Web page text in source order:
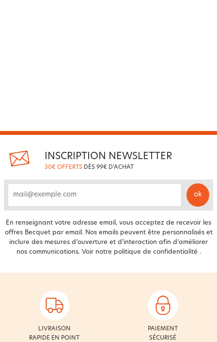
INSCRIPTION NEWSLETTER
30€ OFFERTS DÈS 99€ D'ACHAT
ok
En renseignant votre adresse email, vous acceptez de recevoir les
offres Becquet par email. Nos emails peuvent être personnalisés et
inclure des mesures d’ouverture et d’interaction afin d’améliorer
nos communications. Voir notre politique de confidentialité .
LIVRAISON
RAPIDE EN POINT
PAIEMENT
SÉCURISÉ